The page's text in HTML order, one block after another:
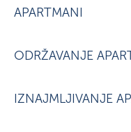
APARTMANI
ODRŽAVANJE
IZNAJMLJIVANJE